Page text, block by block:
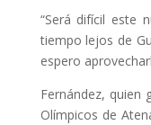
“Será difícil este
tiempo lejos de
espero
Fernández, quien
Olímpicos de